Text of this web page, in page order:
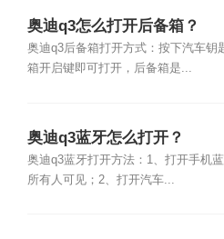
奥迪q3怎么打开后备箱？
奥迪q3后备箱打开方式：按下汽车钥
箱开启键即可打开，后备箱是...
奥迪q3蓝牙怎么打开？
奥迪q3蓝牙打开方法：1、打开手机
所有人可见；2、打开汽车...